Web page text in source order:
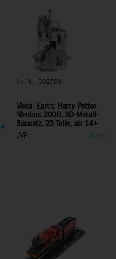
€
Art.-Nr.: 502763
Metal Earth: Harry Potter
Nimbus 2000, 3D-Metall-
Bausatz, 23 Teile, ab 14+
UVP: 21,99 €